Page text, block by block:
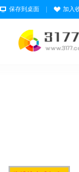
保存到桌面 加入